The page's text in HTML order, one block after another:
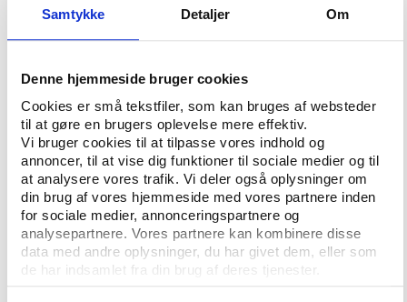
Samtykke Detaljer Om
Denne hjemmeside bruger cookies
Cookies er små tekstfiler, som kan bruges af websteder
til at gøre en brugers oplevelse mere effektiv.
Vi bruger cookies til at tilpasse vores indhold og
annoncer, til at vise dig funktioner til sociale medier og til
at analysere vores trafik. Vi deler også oplysninger om
din brug af vores hjemmeside med vores partnere inden
for sociale medier, annonceringspartnere og
analysepartnere. Vores partnere kan kombinere disse
data med andre oplysninger, du har givet dem, eller som
de har indsamlet fra din brug af deres tjenester.
Jeg savnede næsten den danske tilgang, hvor
hysteri har det med at få klippet en hæl og hugget
en tå. Det var efter, at vi havde indregistreret os og
begge forsvandt i folkemængden, at jeg ærgrede
mig over, at jeg ikke fik taget et foto af denne
kvinde.
Foredrag med en fader til gruppekoncepter
og holdtræning
I lokale N1022 - et eksempel på kongrescentres
mangel på nærværende lokalenavne - var jeg til